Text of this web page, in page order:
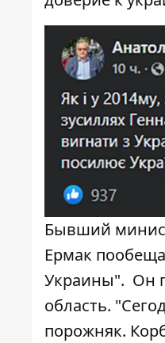
Бывший
Ермак
Украины". Он
область.
порожняк.